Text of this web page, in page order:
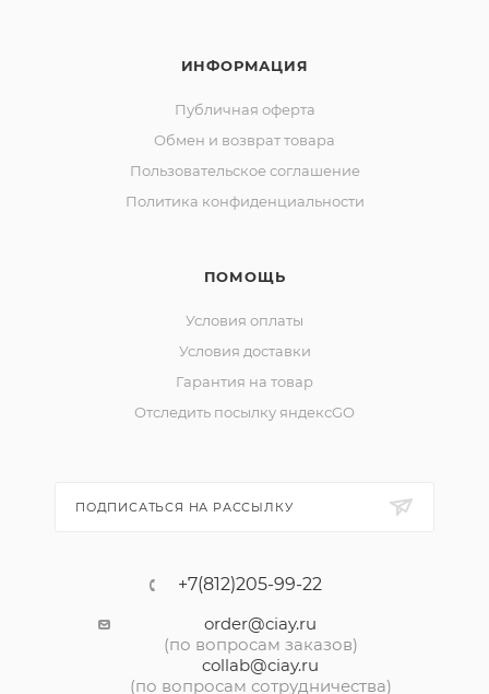
ИНФОРМАЦИЯ
Публичная оферта
Обмен и возврат товара
Пользовательское соглашение
Политика конфиденциальности
ПОМОЩЬ
Условия оплаты
Условия доставки
Гарантия на товар
Отследить посылку яндексGO
ПОДПИСАТЬСЯ НА РАССЫЛКУ
+7(812)205-99-22
order@ciay.ru
(по вопросам заказов)
collab@ciay.ru
(по вопросам сотрудничества)